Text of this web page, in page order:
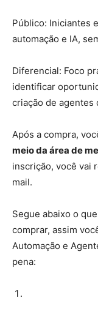
Público: Iniciantes
automação e IA,
Diferencial: Foco
identificar
criação de agentes
Após a compra,
meio da área de
inscrição, você vai
mail.
Segue abaixo o
comprar, assim
Automação e
pena: